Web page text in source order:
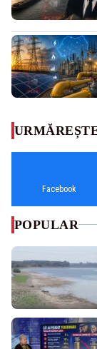
Facebook
POPULAR